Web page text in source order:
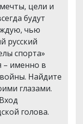
цели и
будут
чью
русский
спорта»
– именно в
Найдите
глазами.
голова.